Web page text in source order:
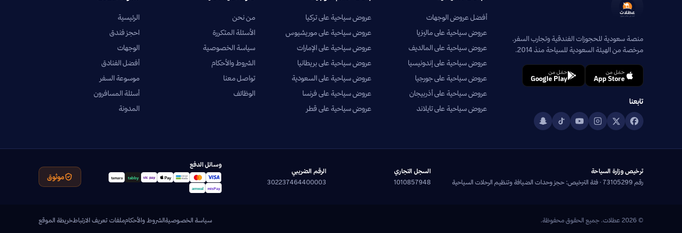
منصة سعودية للحجوزات الفندقية وتجارب السفر.
مرخصة من الهيئة السعودية للسياحة منذ 2014.
حمّل من
App Store
حمّل من
Google Play
تابعنا
أفضل عروض الوجهات
عروض سياحية على ماليزيا
عروض سياحية على المالديف
عروض سياحية على إندونيسيا
عروض سياحية على جورجيا
عروض سياحية على أذربيجان
عروض سياحية على تايلاند
عروض سياحية على تركيا
عروض سياحية على موريشيوس
عروض سياحية على الإمارات
عروض سياحية على بريطانيا
عروض سياحية على السعودية
عروض سياحية على فرنسا
عروض سياحية على قطر
من نحن
الأسئلة المتكررة
سياسة الخصوصية
الشروط والأحكام
تواصل معنا
الوظائف
الرئيسية
احجز فندق
الوجهات
أفضل الفنادق
موسوعة السفر
أسئلة المسافرون
المدونة
ترخيص وزارة السياحة
رقم 73105299 · فئة الترخيص: حجز وحدات الضيافة وتنظيم الرحلات السياحية
السجل التجاري
1010857948
الرقم الضريبي
302237464400003
وسائل الدفع
موثوق
© 2026 عطلات. جميع الحقوق محفوظة. سياسة الخصوصيةالشروط والأحكامملفات تعريف الارتباطخريطة الموقع